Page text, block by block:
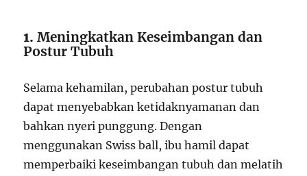
1.Meningkatkan Keseimbangan dan
Postur Tubuh
Selama kehamilan, perubahan postur tubuh
dapat menyebabkan ketidaknyamanan dan
bahkan nyeri punggung. Dengan
menggunakan Swiss ball, ibu hamil dapat
memperbaiki keseimbangan tubuh dan melatih